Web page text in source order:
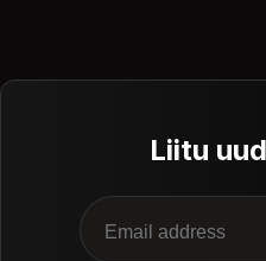
Liitu